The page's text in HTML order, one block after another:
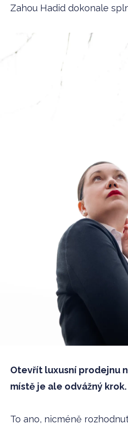
Zahou Hadid dokonale
Otevřít luxusní prodejnu
místě je ale odvážný krok.
To ano, nicméně